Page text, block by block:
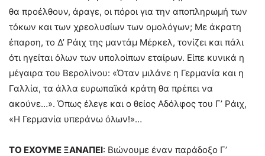
θα προέλθουν, άραγε, οι πόροι για την αποπληρωμή των
τόκων και των χρεολυσίων των ομολόγων; Με άκρατη
έπαρση, το Δ’ Ράιχ της μαντάμ Μέρκελ, τονίζει και πάλι
ότι ηγείται όλων των υπολοίπων εταίρων. Είπε κυνικά η
μέγαιρα του Βερολίνου: «Όταν μιλάνε η Γερμανία και η
Γαλλία, τα άλλα ευρωπαϊκά κράτη θα πρέπει να
ακούνε…». Όπως έλεγε και ο θείος Αδόλφος του Γ’ Ράιχ,
«Η Γερμανία υπεράνω όλων!»…
ΤΟ ΕΧΟΥΜΕ ΞΑΝΑΠΕΙ: Βιώνουμε έναν παράδοξο Γ’